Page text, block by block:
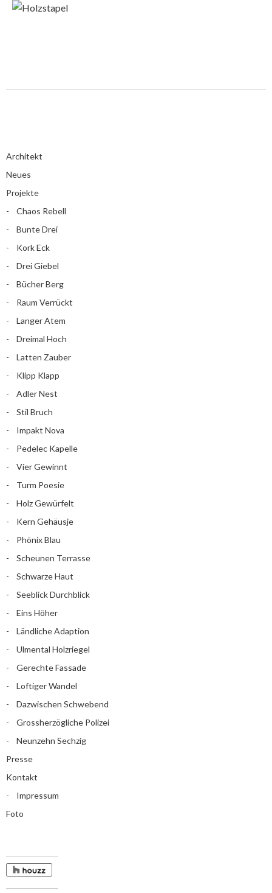
Architekt
Neues
Projekte
Chaos Rebell
Bunte Drei
Kork Eck
Drei Giebel
Bücher Berg
Raum Verrückt
Langer Atem
Dreimal Hoch
Latten Zauber
Klipp Klapp
Adler Nest
Stil Bruch
Impakt Nova
Pedelec Kapelle
Vier Gewinnt
Turm Poesie
Holz Gewürfelt
Kern Gehäusje
Phönix Blau
Scheunen Terrasse
Schwarze Haut
Seeblick Durchblick
Eins Höher
Ländliche Adaption
Ulmental Holzriegel
Gerechte Fassade
Loftiger Wandel
Dazwischen Schwebend
Grossherzögliche Polizei
Neunzehn Sechzig
Presse
Kontakt
Impressum
Foto